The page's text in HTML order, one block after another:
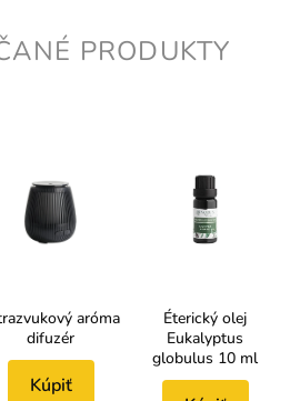
PRODUKTY
aróma
difuzér
Kúpiť
Éterický olej
Eukalyptus
globulus 10 ml